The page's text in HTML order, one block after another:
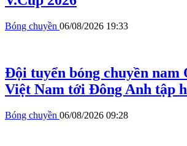
Bóng chuyền 06/08/2026 19:33
Đội tuyển bóng chuyền nam
Việt Nam tới Đông Anh tập
Bóng chuyền 06/08/2026 09:28